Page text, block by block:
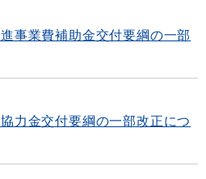
事業費補助金交付要綱の一部
力金交付要綱の一部改正につ